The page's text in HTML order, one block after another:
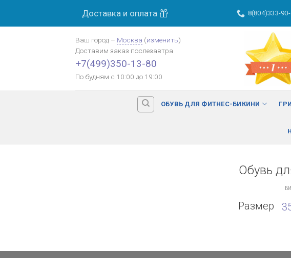
Доставка и оплата 8(804)333-90-
Ваш город – Москва (изменить)
Доставим заказ послезавтра
+7(499)350-13-80
По будням с 10:00 до 19:00
ОБУВЬ ДЛЯ ФИТНЕС-БИКИНИ
Обувь
Размер